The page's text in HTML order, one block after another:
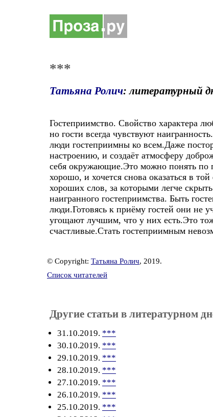
***
Татьяна Ролич: литературный
Гостеприимство. Свойство характера
но гости всегда чувствуют
люди гостеприимны ко всем.Даже
настроению, и создаёт атмосферу
себя окружающие.Это можно понять по
хорошо, и хочется снова оказаться в
хороших слов, за которыми легче
наигранного гостеприимства. Быть
люди.Готовясь к приёму гостей они не
угощают лучшим, что у них есть.Это
счастливые.Стать гостеприимным
© Copyright: Татьяна Ролич, 2019.
Список читателей
Другие статьи в литературном
31.10.2019. ***
30.10.2019. ***
29.10.2019. ***
28.10.2019. ***
27.10.2019. ***
26.10.2019. ***
25.10.2019. ***